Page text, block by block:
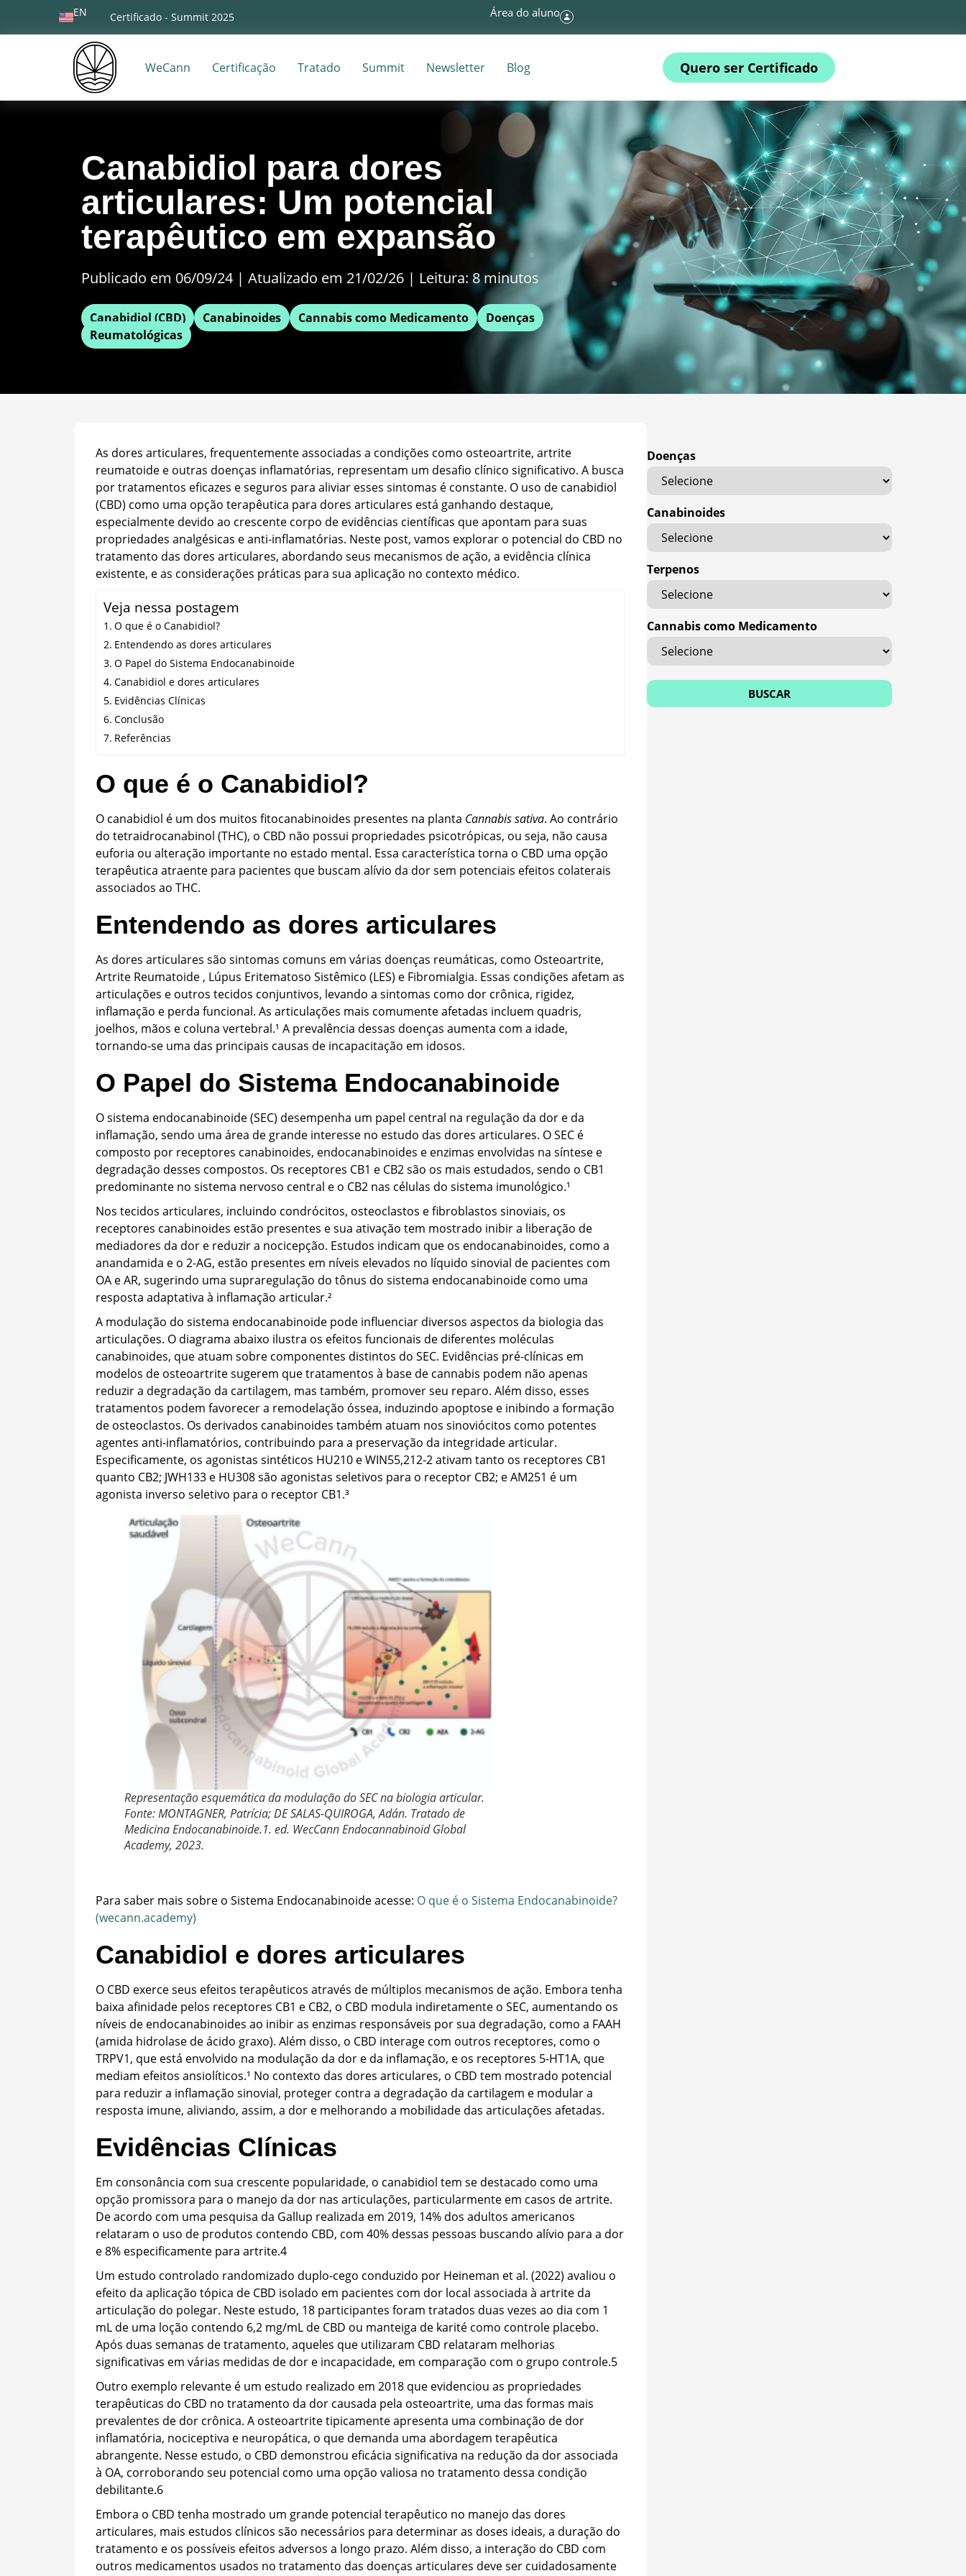
EN Certificado - Summit 2025 Área do aluno
WeCann Certificação Tratado Summit Newsletter Blog Quero ser Certificado
Canabidiol para dores
articulares: Um potencial
terapêutico em expansão
Publicado em 06/09/24 | Atualizado em 21/02/26 | Leitura: 8 minutos
Canabidiol (CBD) Canabinoides Cannabis como Medicamento
Doenças
Reumatológicas
As dores articulares, frequentemente associadas a condições como osteoartrite, artrite
reumatoide e outras doenças inflamatórias, representam um desafio clínico significativo. A busca
por tratamentos eficazes e seguros para aliviar esses sintomas é constante. O uso de canabidiol
(CBD) como uma opção terapêutica para dores articulares está ganhando destaque,
especialmente devido ao crescente corpo de evidências científicas que apontam para suas
propriedades analgésicas e anti-inflamatórias. Neste post, vamos explorar o potencial do CBD no
tratamento das dores articulares, abordando seus mecanismos de ação, a evidência clínica
existente, e as considerações práticas para sua aplicação no contexto médico.
Veja nessa postagem
O que é o Canabidiol?
Entendendo as dores articulares
O Papel do Sistema Endocanabinoide
Canabidiol e dores articulares
Evidências Clínicas
Conclusão
Referências
O que é o Canabidiol?
O canabidiol é um dos muitos fitocanabinoides presentes na planta Cannabis sativa. Ao contrário
do tetraidrocanabinol (THC), o CBD não possui propriedades psicotrópicas, ou seja, não causa
euforia ou alteração importante no estado mental. Essa característica torna o CBD uma opção
terapêutica atraente para pacientes que buscam alívio da dor sem potenciais efeitos colaterais
associados ao THC.
Entendendo as dores articulares
As dores articulares são sintomas comuns em várias doenças reumáticas, como Osteoartrite,
Artrite Reumatoide , Lúpus Eritematoso Sistêmico (LES) e Fibromialgia. Essas condições afetam as
articulações e outros tecidos conjuntivos, levando a sintomas como dor crônica, rigidez,
inflamação e perda funcional. As articulações mais comumente afetadas incluem quadris,
joelhos, mãos e coluna vertebral.¹ A prevalência dessas doenças aumenta com a idade,
tornando-se uma das principais causas de incapacitação em idosos.
O Papel do Sistema Endocanabinoide
O sistema endocanabinoide (SEC) desempenha um papel central na regulação da dor e da
inflamação, sendo uma área de grande interesse no estudo das dores articulares. O SEC é
composto por receptores canabinoides, endocanabinoides e enzimas envolvidas na síntese e
degradação desses compostos. Os receptores CB1 e CB2 são os mais estudados, sendo o CB1
predominante no sistema nervoso central e o CB2 nas células do sistema imunológico.¹
Nos tecidos articulares, incluindo condrócitos, osteoclastos e fibroblastos sinoviais, os
receptores canabinoides estão presentes e sua ativação tem mostrado inibir a liberação de
mediadores da dor e reduzir a nocicepção. Estudos indicam que os endocanabinoides, como a
anandamida e o 2-AG, estão presentes em níveis elevados no líquido sinovial de pacientes com
OA e AR, sugerindo uma supraregulação do tônus do sistema endocanabinoide como uma
resposta adaptativa à inflamação articular.²
A modulação do sistema endocanabinoide pode influenciar diversos aspectos da biologia das
articulações. O diagrama abaixo ilustra os efeitos funcionais de diferentes moléculas
canabinoides, que atuam sobre componentes distintos do SEC. Evidências pré-clínicas em
modelos de osteoartrite sugerem que tratamentos à base de cannabis podem não apenas
reduzir a degradação da cartilagem, mas também, promover seu reparo. Além disso, esses
tratamentos podem favorecer a remodelação óssea, induzindo apoptose e inibindo a formação
de osteoclastos. Os derivados canabinoides também atuam nos sinoviócitos como potentes
agentes anti-inflamatórios, contribuindo para a preservação da integridade articular.
Especificamente, os agonistas sintéticos HU210 e WIN55,212-2 ativam tanto os receptores CB1
quanto CB2; JWH133 e HU308 são agonistas seletivos para o receptor CB2; e AM251 é um
agonista inverso seletivo para o receptor CB1.³
Representação esquemática da modulação do SEC na biologia articular.
Fonte: MONTAGNER, Patrícia; DE SALAS-QUIROGA, Adán. Tratado de
Medicina Endocanabinoide.1. ed. WecCann Endocannabinoid Global
Academy, 2023.
Para saber mais sobre o Sistema Endocanabinoide acesse: O que é o Sistema Endocanabinoide?
(wecann.academy)
Canabidiol e dores articulares
O CBD exerce seus efeitos terapêuticos através de múltiplos mecanismos de ação. Embora tenha
baixa afinidade pelos receptores CB1 e CB2, o CBD modula indiretamente o SEC, aumentando os
níveis de endocanabinoides ao inibir as enzimas responsáveis por sua degradação, como a FAAH
(amida hidrolase de ácido graxo). Além disso, o CBD interage com outros receptores, como o
TRPV1, que está envolvido na modulação da dor e da inflamação, e os receptores 5-HT1A, que
mediam efeitos ansiolíticos.¹ No contexto das dores articulares, o CBD tem mostrado potencial
para reduzir a inflamação sinovial, proteger contra a degradação da cartilagem e modular a
resposta imune, aliviando, assim, a dor e melhorando a mobilidade das articulações afetadas.
Evidências Clínicas
Em consonância com sua crescente popularidade, o canabidiol tem se destacado como uma
opção promissora para o manejo da dor nas articulações, particularmente em casos de artrite.
De acordo com uma pesquisa da Gallup realizada em 2019, 14% dos adultos americanos
relataram o uso de produtos contendo CBD, com 40% dessas pessoas buscando alívio para a dor
e 8% especificamente para artrite.4
Um estudo controlado randomizado duplo-cego conduzido por Heineman et al. (2022) avaliou o
efeito da aplicação tópica de CBD isolado em pacientes com dor local associada à artrite da
articulação do polegar. Neste estudo, 18 participantes foram tratados duas vezes ao dia com 1
mL de uma loção contendo 6,2 mg/mL de CBD ou manteiga de karité como controle placebo.
Após duas semanas de tratamento, aqueles que utilizaram CBD relataram melhorias
significativas em várias medidas de dor e incapacidade, em comparação com o grupo controle.5
Outro exemplo relevante é um estudo realizado em 2018 que evidenciou as propriedades
terapêuticas do CBD no tratamento da dor causada pela osteoartrite, uma das formas mais
prevalentes de dor crônica. A osteoartrite tipicamente apresenta uma combinação de dor
inflamatória, nociceptiva e neuropática, o que demanda uma abordagem terapêutica
abrangente. Nesse estudo, o CBD demonstrou eficácia significativa na redução da dor associada
à OA, corroborando seu potencial como uma opção valiosa no tratamento dessa condição
debilitante.6
Embora o CBD tenha mostrado um grande potencial terapêutico no manejo das dores
articulares, mais estudos clínicos são necessários para determinar as doses ideais, a duração do
tratamento e os possíveis efeitos adversos a longo prazo. Além disso, a interação do CBD com
outros medicamentos usados no tratamento das doenças articulares deve ser cuidadosamente
Doenças
Canabinoides
Terpenos
Cannabis como Medicamento